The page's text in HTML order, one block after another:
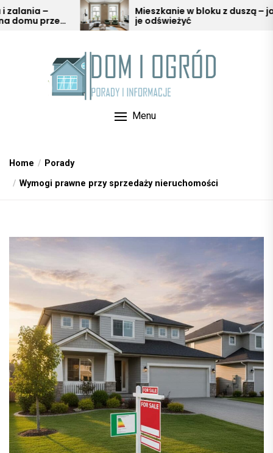
Skip
to
Mieszkanie w bloku z duszą – jak
je odświeżyć
Menu
Home
Porady
Wymogi prawne przy sprzedaży nieruchomości